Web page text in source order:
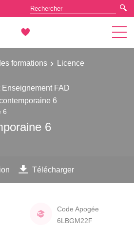
formations
Licence
FAD
6
6
6
Télécharger
Code Apogée
6LBGM22F